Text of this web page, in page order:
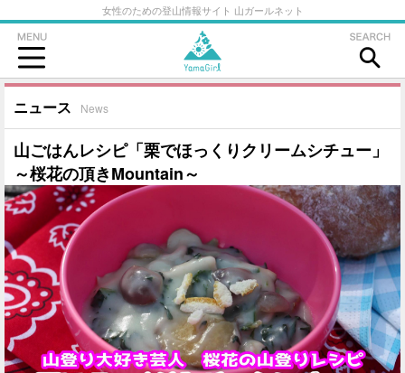
女性のための登山情報サイト 山ガールネット
ニュース News
山ごはんレシピ「栗でほっくりクリームシチュー」
～桜花の頂きMountain～